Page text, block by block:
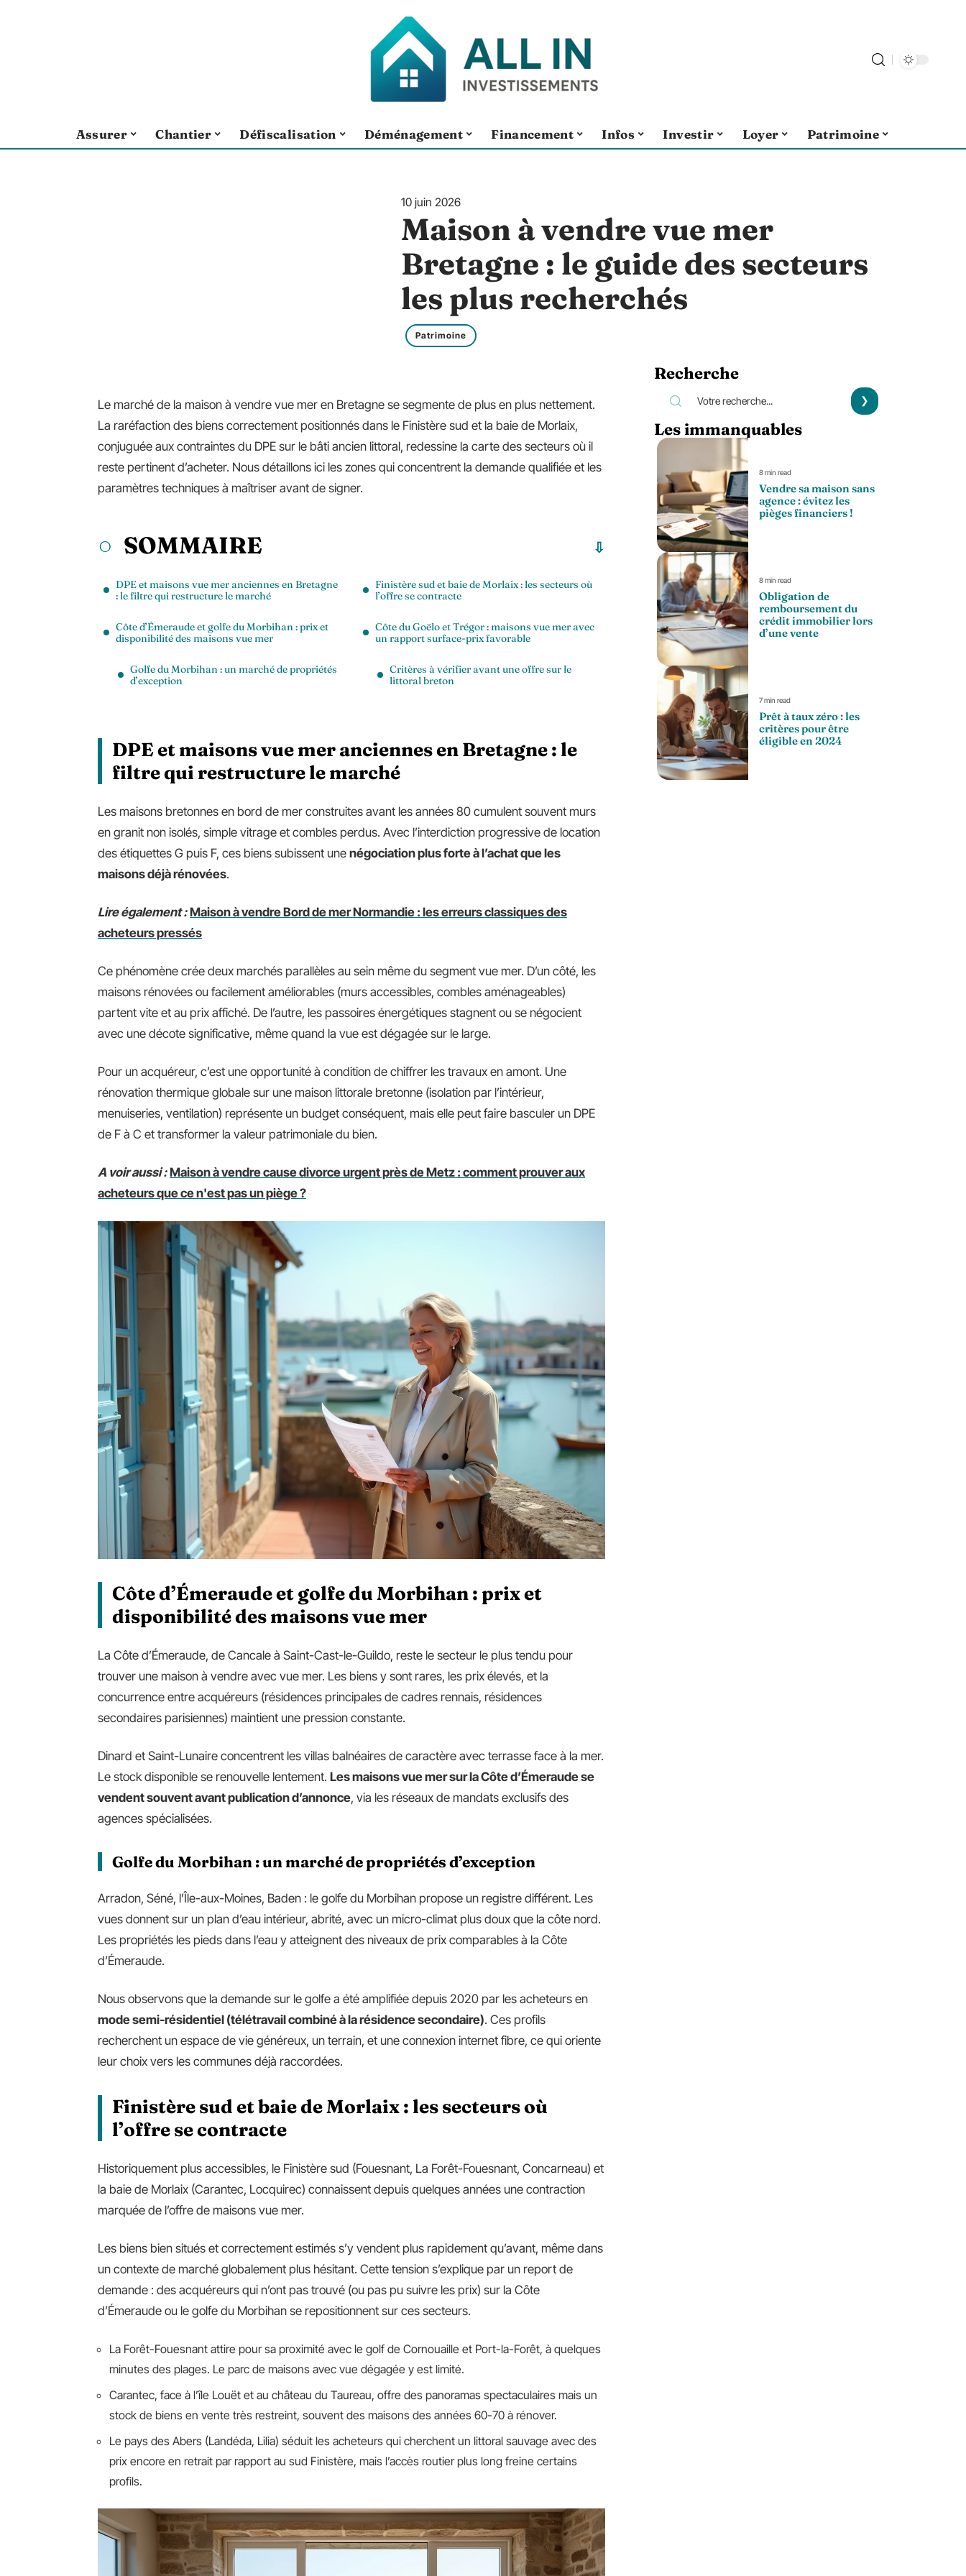
Assurer Chantier Défiscalisation Déménagement Financement Infos Investir Loyer Patrimoine
10 juin 2026
Maison à vendre vue mer
Bretagne : le guide des secteurs
les plus recherchés
Patrimoine
Le marché de la maison à vendre vue mer en Bretagne se segmente de plus en plus nettement.
La raréfaction des biens correctement positionnés dans le Finistère sud et la baie de Morlaix,
conjuguée aux contraintes du DPE sur le bâti ancien littoral, redessine la carte des secteurs où il
reste pertinent d’acheter. Nous détaillons ici les zones qui concentrent la demande qualifiée et les
paramètres techniques à maîtriser avant de signer.
SOMMAIRE
DPE et maisons vue mer anciennes en Bretagne
: le filtre qui restructure le marché
Côte d’Émeraude et golfe du Morbihan : prix et
disponibilité des maisons vue mer
Golfe du Morbihan : un marché de propriétés
d’exception
Finistère sud et baie de Morlaix : les secteurs où
l’offre se contracte
Côte du Goëlo et Trégor : maisons vue mer avec
un rapport surface-prix favorable
Critères à vérifier avant une offre sur le
littoral breton
DPE et maisons vue mer anciennes en Bretagne : le
filtre qui restructure le marché
Les maisons bretonnes en bord de mer construites avant les années 80 cumulent souvent murs
en granit non isolés, simple vitrage et combles perdus. Avec l’interdiction progressive de location
des étiquettes G puis F, ces biens subissent une négociation plus forte à l’achat que les
maisons déjà rénovées.
Lire également : Maison à vendre Bord de mer Normandie : les erreurs classiques des
acheteurs pressés
Ce phénomène crée deux marchés parallèles au sein même du segment vue mer. D’un côté, les
maisons rénovées ou facilement améliorables (murs accessibles, combles aménageables)
partent vite et au prix affiché. De l’autre, les passoires énergétiques stagnent ou se négocient
avec une décote significative, même quand la vue est dégagée sur le large.
Pour un acquéreur, c’est une opportunité à condition de chiffrer les travaux en amont. Une
rénovation thermique globale sur une maison littorale bretonne (isolation par l’intérieur,
menuiseries, ventilation) représente un budget conséquent, mais elle peut faire basculer un DPE
de F à C et transformer la valeur patrimoniale du bien.
A voir aussi : Maison à vendre cause divorce urgent près de Metz : comment prouver aux
acheteurs que ce n'est pas un piège ?
Côte d’Émeraude et golfe du Morbihan : prix et
disponibilité des maisons vue mer
La Côte d’Émeraude, de Cancale à Saint-Cast-le-Guildo, reste le secteur le plus tendu pour
trouver une maison à vendre avec vue mer. Les biens y sont rares, les prix élevés, et la
concurrence entre acquéreurs (résidences principales de cadres rennais, résidences
secondaires parisiennes) maintient une pression constante.
Dinard et Saint-Lunaire concentrent les villas balnéaires de caractère avec terrasse face à la mer.
Le stock disponible se renouvelle lentement. Les maisons vue mer sur la Côte d’Émeraude se
vendent souvent avant publication d’annonce, via les réseaux de mandats exclusifs des
agences spécialisées.
Golfe du Morbihan : un marché de propriétés d’exception
Arradon, Séné, l’Île-aux-Moines, Baden : le golfe du Morbihan propose un registre différent. Les
vues donnent sur un plan d’eau intérieur, abrité, avec un micro-climat plus doux que la côte nord.
Les propriétés les pieds dans l’eau y atteignent des niveaux de prix comparables à la Côte
d’Émeraude.
Nous observons que la demande sur le golfe a été amplifiée depuis 2020 par les acheteurs en
mode semi-résidentiel (télétravail combiné à la résidence secondaire). Ces profils
recherchent un espace de vie généreux, un terrain, et une connexion internet fibre, ce qui oriente
leur choix vers les communes déjà raccordées.
Finistère sud et baie de Morlaix : les secteurs où
l’offre se contracte
Historiquement plus accessibles, le Finistère sud (Fouesnant, La Forêt-Fouesnant, Concarneau) et
la baie de Morlaix (Carantec, Locquirec) connaissent depuis quelques années une contraction
marquée de l’offre de maisons vue mer.
Les biens bien situés et correctement estimés s’y vendent plus rapidement qu’avant, même dans
un contexte de marché globalement plus hésitant. Cette tension s’explique par un report de
demande : des acquéreurs qui n’ont pas trouvé (ou pas pu suivre les prix) sur la Côte
d’Émeraude ou le golfe du Morbihan se repositionnent sur ces secteurs.
La Forêt-Fouesnant attire pour sa proximité avec le golf de Cornouaille et Port-la-Forêt, à quelques
minutes des plages. Le parc de maisons avec vue dégagée y est limité.
Carantec, face à l’île Louët et au château du Taureau, offre des panoramas spectaculaires mais un
stock de biens en vente très restreint, souvent des maisons des années 60-70 à rénover.
Le pays des Abers (Landéda, Lilia) séduit les acheteurs qui cherchent un littoral sauvage avec des
prix encore en retrait par rapport au sud Finistère, mais l’accès routier plus long freine certains
profils.
Recherche
Les immanquables
8 min read
Vendre sa maison sans
agence : évitez les
pièges financiers !
8 min read
Obligation de
remboursement du
crédit immobilier lors
d’une vente
7 min read
Prêt à taux zéro : les
critères pour être
éligible en 2024